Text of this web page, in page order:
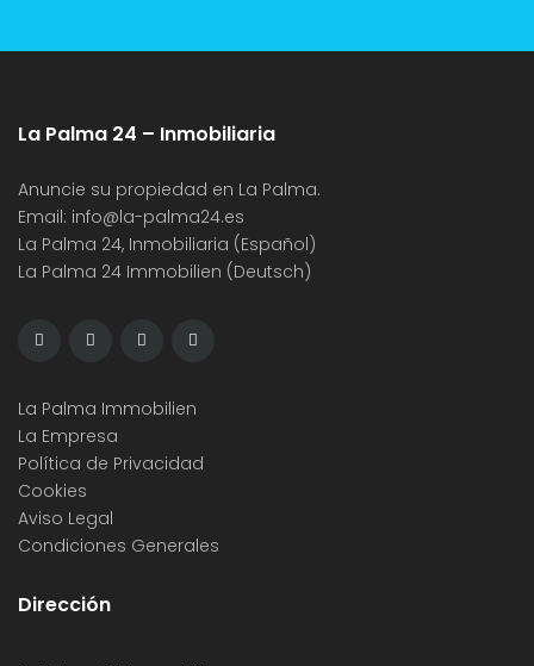
La Palma 24 – Inmobiliaria
Anuncie su propiedad en La Palma.
Email: info@la-palma24.es
La Palma 24, Inmobiliaria (Español)
La Palma 24 Immobilien (Deutsch)
La Palma Immobilien
La Empresa
Política de Privacidad
Cookies
Aviso Legal
Condiciones Generales
Dirección